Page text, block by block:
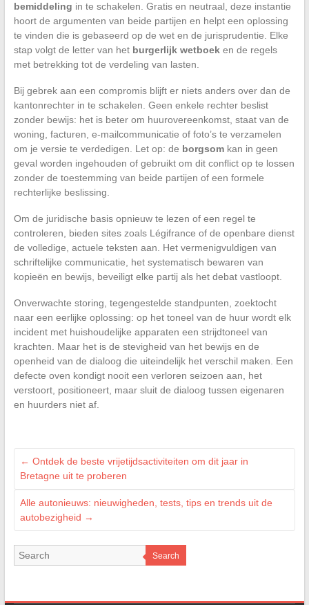
bemiddeling in te schakelen. Gratis en neutraal, deze instantie
hoort de argumenten van beide partijen en helpt een oplossing
te vinden die is gebaseerd op de wet en de jurisprudentie. Elke
stap volgt de letter van het burgerlijk wetboeken de regels
met betrekking tot de verdeling van lasten.
Bij gebrek aan een compromis blijft er niets anders over dan de
kantonrechter in te schakelen. Geen enkele rechter beslist
zonder bewijs: het is beter om huurovereenkomst, staat van de
woning, facturen, e-mailcommunicatie of foto’s te verzamelen
om je versie te verdedigen. Let op: de borgsomkan in geen
geval worden ingehouden of gebruikt om dit conflict op te lossen
zonder de toestemming van beide partijen of een formele
rechterlijke beslissing.
Om de juridische basis opnieuw te lezen of een regel te
controleren, bieden sites zoals Légifrance of de openbare dienst
de volledige, actuele teksten aan. Het vermenigvuldigen van
schriftelijke communicatie, het systematisch bewaren van
kopieën en bewijs, beveiligt elke partij als het debat vastloopt.
Onverwachte storing, tegengestelde standpunten, zoektocht
naar een eerlijke oplossing: op het toneel van de huur wordt elk
incident met huishoudelijke apparaten een strijdtoneel van
krachten. Maar het is de stevigheid van het bewijs en de
openheid van de dialoog die uiteindelijk het verschil maken. Een
defecte oven kondigt nooit een verloren seizoen aan, het
verstoort, positioneert, maar sluit de dialoog tussen eigenaren
en huurders niet af.
← Ontdek de beste vrijetijdsactiviteiten om dit jaar in
Bretagne uit te proberen
Alle autonieuws: nieuwigheden, tests, tips en trends uit de
autobezigheid →
Search